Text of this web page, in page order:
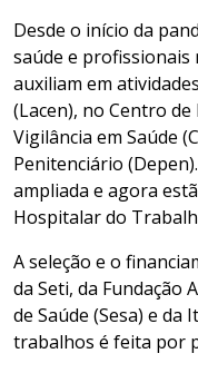
Desde o início da
saúde e profissionais
auxiliam em
(Lacen), no Centro de
Vigilância em Saúde (
Penitenciário (Depen).
ampliada e agora
Hospitalardo
A seleção e o
da Seti, da Fundação
de Saúde (Sesa) e da
trabalhos é feita por